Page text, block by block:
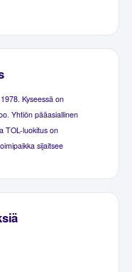
Kyseessä on
Yhtiön pääasiallinen
TOL-luokitus on
sijaitsee